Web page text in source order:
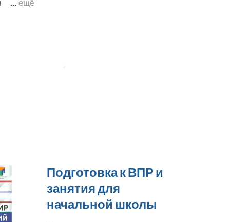
Подготовка к ВПР и
занятия для
начальной школы